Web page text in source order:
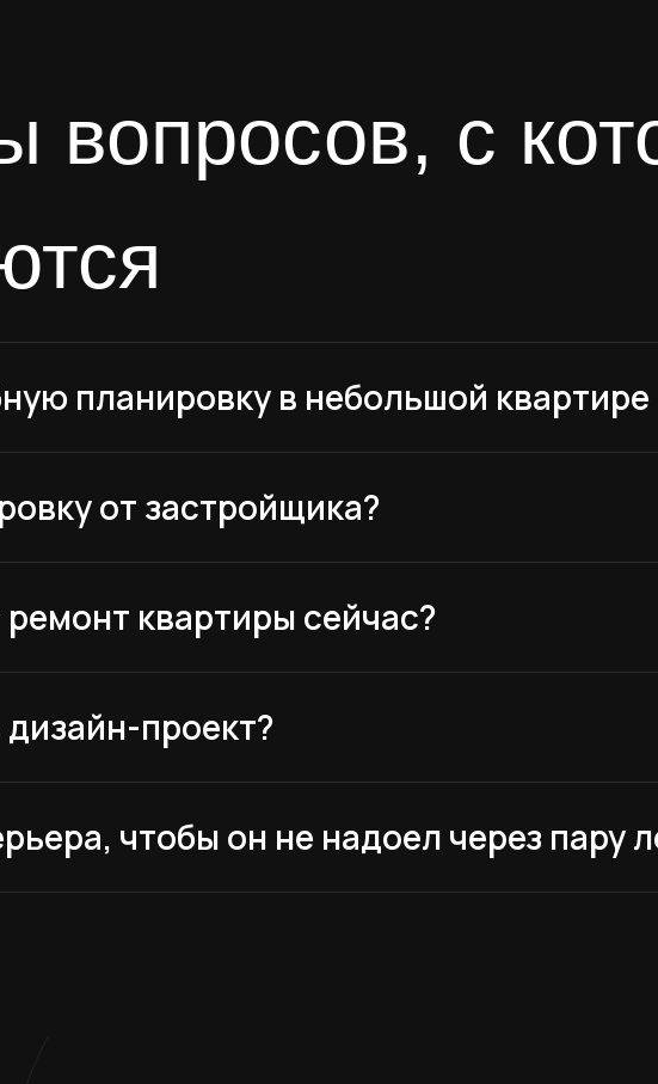
планировку в небольшой
от застройщика?
квартиры сейчас?
проект?
чтобы он не надоел через пару
данные и получите бесплатную консультацию без навязывания услуг.